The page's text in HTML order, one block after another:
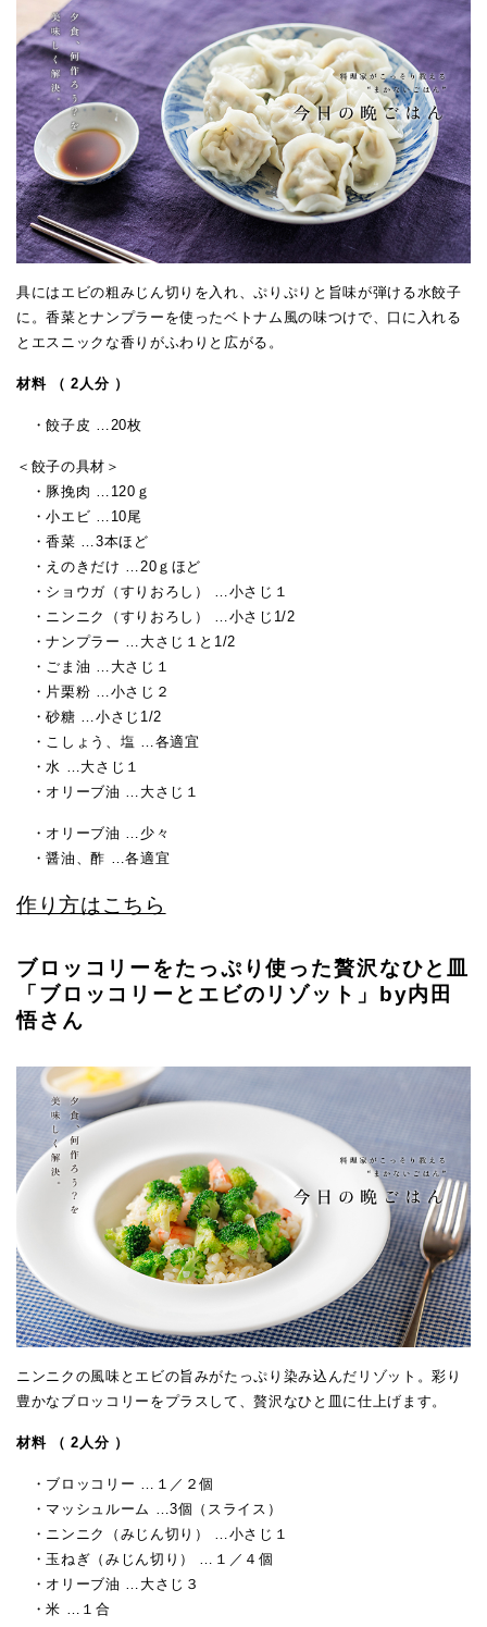
具にはエビの粗みじん切りを入れ、ぷりぷりと旨味が弾ける水餃子
に。香菜とナンプラーを使ったベトナム風の味つけで、口に入れる
とエスニックな香りがふわりと広がる。
材料 （ 2人分 ）
・餃子皮 …20枚
＜餃子の具材＞
・豚挽肉 …120ｇ
・小エビ …10尾
・香菜 …3本ほど
・えのきだけ …20ｇほど
・ショウガ（すりおろし） …小さじ１
・ニンニク（すりおろし） …小さじ1/2
・ナンプラー …大さじ１と1/2
・ごま油 …大さじ１
・片栗粉 …小さじ２
・砂糖 …小さじ1/2
・こしょう、塩 …各適宜
・水 …大さじ１
・オリーブ油 …大さじ１
・オリーブ油 …少々
・醤油、酢 …各適宜
作り方はこちら
ブロッコリーをたっぷり使った贅沢なひと皿
「ブロッコリーとエビのリゾット」by内田
悟さん
ニンニクの風味とエビの旨みがたっぷり染み込んだリゾット。彩り
豊かなブロッコリーをプラスして、贅沢なひと皿に仕上げます。
材料 （ 2人分 ）
・ブロッコリー …１／２個
・マッシュルーム …3個（スライス）
・ニンニク（みじん切り） …小さじ１
・玉ねぎ（みじん切り） …１／４個
・オリーブ油 …大さじ３
・米 …１合